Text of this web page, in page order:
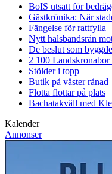
BoIS utsatt för
Gästkrönika: När
Fängelse för rattfylla
Nytt halsbandsrån
De beslut som
2 100
Stölder i topp
Butik på väster rånad
Flotta flottar på plats
Bachatakväll med
Kalender
Annonser